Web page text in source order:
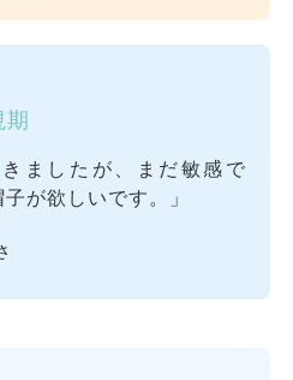
ましたが、まだ敏感で
が欲しいです。」